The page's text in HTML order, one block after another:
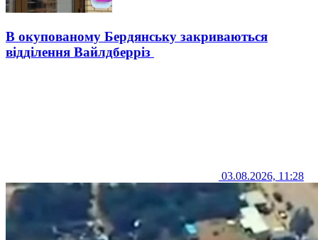
В окупованому Бердянську закриваються
відділення Вайлдберріз
03.08.2026, 11:28